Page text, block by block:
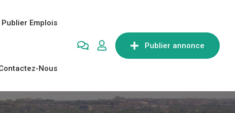
Publier annonce
Publier Emplois
Nous